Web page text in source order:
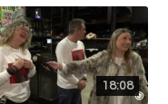
18:08